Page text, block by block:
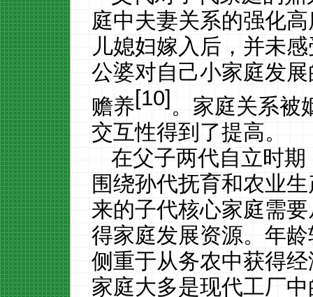
庭中夫妻关系的强化
儿媳妇嫁入后，并未
公婆对自己小家庭发
赡养[10]。家庭关系被
交互性得到了提高。
在父子两代自立时
围绕孙代抚育和农业
来的子代核心家庭需
得家庭发展资源。年
侧重于从务农中获得
家庭大多是现代工厂